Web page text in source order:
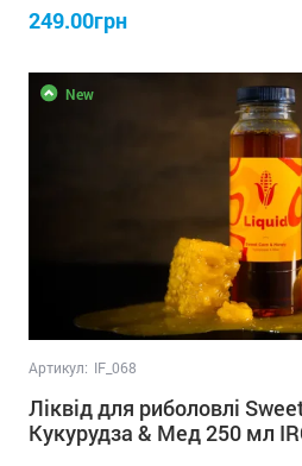
249.00грн
New
Артикул: IF_068
Ліквід для риболовлі
Кукурудза & Мед 250 мл